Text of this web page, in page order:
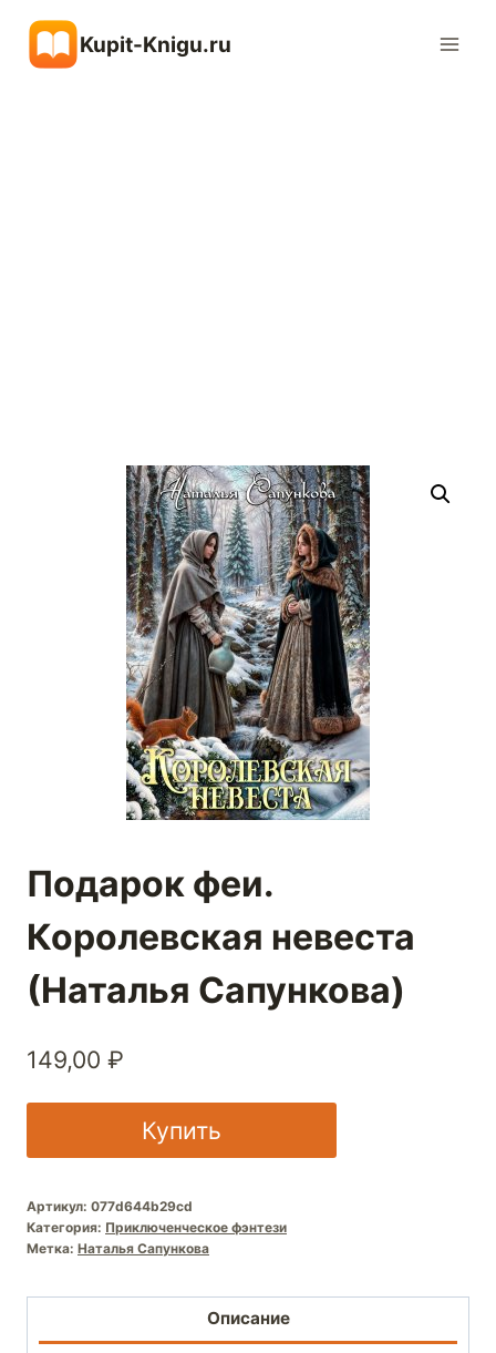
содержимому
Kupit-Knigu.ru
Подарок феи.
Королевская невеста
(Наталья Сапункова)
149,00 ₽
Купить
Артикул: 077d644b29cd
Категория: Приключенческое фэнтези
Метка: Наталья Сапункова
Описание